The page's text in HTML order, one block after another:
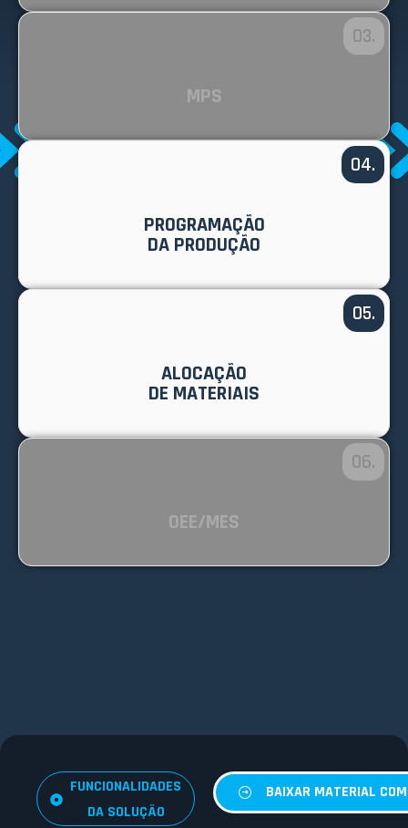
MPS
03.
PROGRAMAÇÃO
DA PRODUÇÃO
04.
ALOCAÇÃO
DE MATERIAIS
05.
OEE/MES
06.
FUNCIONALIDADES
DA SOLUÇÃO
BAIXAR MATERIAL